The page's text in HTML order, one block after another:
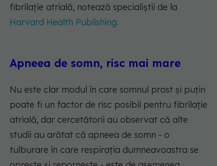
fibrilație atrială, notează specialiștii de la
Harvard Health Publishing.
Apneea de somn, risc mai mare
Nu este clar modul în care somnul prost și puțin
poate fi un factor de risc posibil pentru fibrilație
atrială, dar cercetătorii au observat că alte
studii au arătat că apneea de somn - o
tulburare în care respirația dumneavoastra se